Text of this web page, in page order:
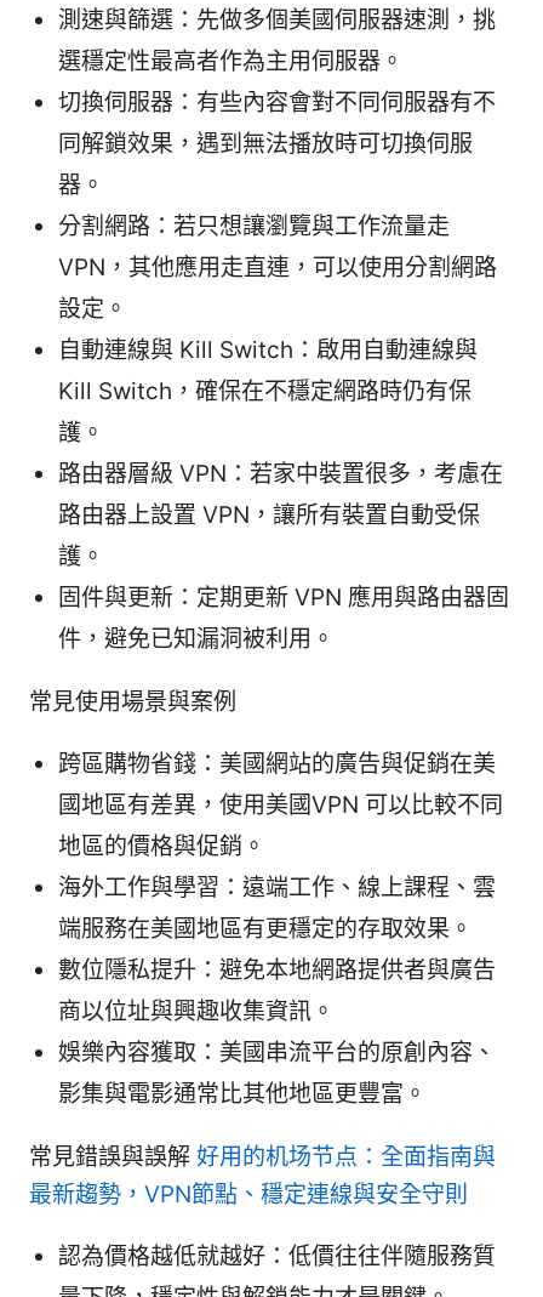
測速與篩選：先做多個美國伺服器速測，挑
選穩定性最高者作為主用伺服器。
切換伺服器：有些內容會對不同伺服器有不
同解鎖效果，遇到無法播放時可切換伺服
器。
分割網路：若只想讓瀏覽與工作流量走
VPN，其他應用走直連，可以使用分割網路
設定。
自動連線與 Kill Switch：啟用自動連線與
Kill Switch，確保在不穩定網路時仍有保
護。
路由器層級 VPN：若家中裝置很多，考慮在
路由器上設置 VPN，讓所有裝置自動受保
護。
固件與更新：定期更新 VPN 應用與路由器固
件，避免已知漏洞被利用。
常見使用場景與案例
跨區購物省錢：美國網站的廣告與促銷在美
國地區有差異，使用美國VPN 可以比較不同
地區的價格與促銷。
海外工作與學習：遠端工作、線上課程、雲
端服務在美國地區有更穩定的存取效果。
數位隱私提升：避免本地網路提供者與廣告
商以位址與興趣收集資訊。
娛樂內容獲取：美國串流平台的原創內容、
影集與電影通常比其他地區更豐富。
常見錯誤與誤解 好用的机场节点：全面指南與
最新趨勢，VPN節點、穩定連線與安全守則
認為價格越低就越好：低價往往伴隨服務質